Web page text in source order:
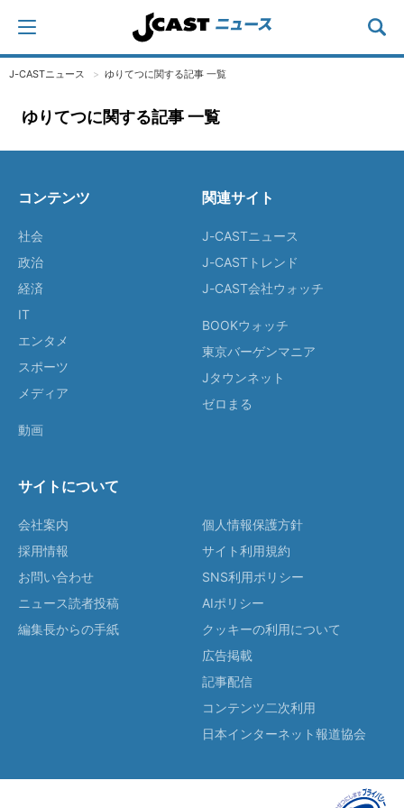
J-CASTニュース ゆりてつに関する記事 一覧
ゆりてつに関する記事 一覧
コンテンツ
社会
政治
経済
IT
エンタメ
スポーツ
メディア
動画
関連サイト
J-CASTニュース
J-CASTトレンド
J-CAST会社ウォッチ
BOOKウォッチ
東京バーゲンマニア
Jタウンネット
ゼロまる
サイトについて
会社案内
採用情報
お問い合わせ
ニュース読者投稿
編集長からの手紙
個人情報保護方針
サイト利用規約
SNS利用ポリシー
AIポリシー
クッキーの利用について
広告掲載
記事配信
コンテンツ二次利用
日本インターネット報道協会